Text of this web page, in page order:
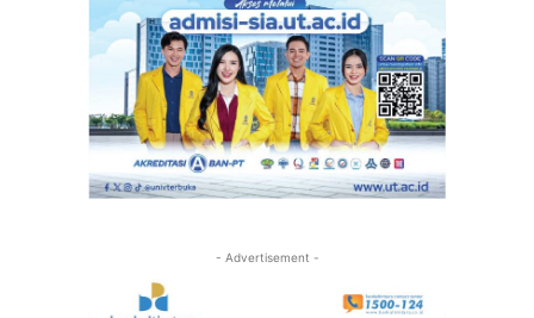
- Advertisement -